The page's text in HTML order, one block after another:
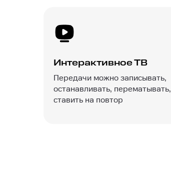
Интерактивное ТВ
Передачи можно записывать,
останавливать, перематывать,
ставить на повтор